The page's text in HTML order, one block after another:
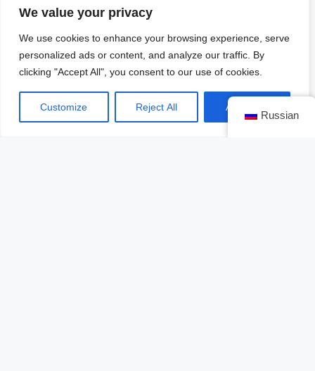
We value your privacy
We use cookies to enhance your browsing experience, serve
personalized ads or content, and analyze our traffic. By
clicking "Accept All", you consent to our use of cookies.
Customize Reject All Accept All
principal es de 12 megapíxeles equipado con gran
delantero es de 7 megapíxeles con tecnología de
detección de rostros y rango dinámico alto.
ENCUENTRA EL TELÉFONO IDEAL PARA TI,
DANDO CLIC AQUÍ.
Russian